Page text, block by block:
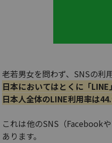
老若男女を問わず、SNSの利
日本においてはとくに「
日本人全体のLINE利用率は
これは他のSNS（Facebook
あります。